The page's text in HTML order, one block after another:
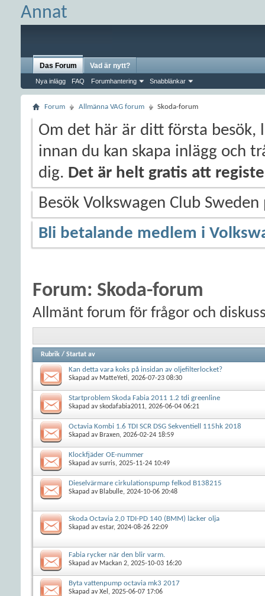
Annat
Das Forum
Nya inlägg FAQ Forumhantering Snabblänkar
Vad är nytt?
Forum Allmänna VAG forum Skoda-forum
Om det här är ditt första besök,
innan du kan skapa inlägg och
dig. Det är helt gratis att
Besök Volkswagen Club
Bli betalande medlem i
Forum: Skoda-forum
Allmänt forum för frågor och
Rubrik / Startat av
Kan detta vara koks på insidan av oljefilterlocket?
Skapad av MatteYeti, 2026-07-23 08:30
Startproblem Skoda Fabia 2011 1.2 tdi greenline
Skapad avskodafabia2011, 2026-06-04 06:21
Octavia Kombi 1.6 TDI SCR DSG Sekventiell 115hk 2018
Skapad av Braxen, 2026-02-24 18:59
Klockfjäder OE-nummer
Skapad avsurris, 2025-11-24 10:49
Dieselvärmare cirkulationspump felkod B138215
Skapad av Blabulle, 2024-10-06 20:48
Skoda Octavia 2,0 TDI-PD 140 (BMM) läcker olja
Skapad avestar, 2024-08-26 22:09
Fabia rycker när den blir varm.
Skapad av Mackan 2, 2025-10-03 16:20
Byta vattenpump octavia mk3 2017
Skapad avXel , 2025-06-07 17:06